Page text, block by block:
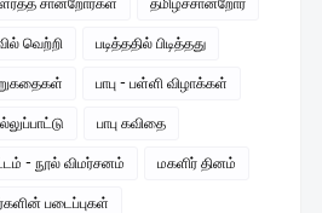
சான்றோர்கள் தமிழ்ச்சான்றோர்
வெற்றி படித்ததில் பிடித்தது
பாபு - பள்ளி விழாக்கள்
பாபு கவிதை
- நூல் விமர்சனம் மகளிர் தினம்
படைப்புகள்